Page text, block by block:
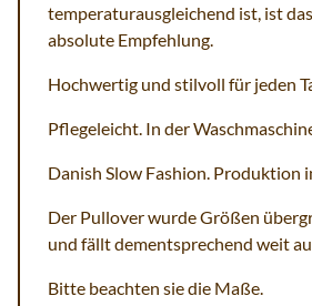
temperaturausgleichend ist, ist
absolute Empfehlung.
Hochwertig und stilvoll für jeden
Pflegeleicht. In der
Danish Slow Fashion. Produktion
Der Pullover wurde Größen
und fällt dementsprechend weit
Bitte beachten sie die Maße.